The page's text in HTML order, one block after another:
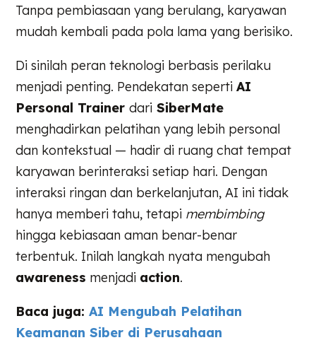
Tanpa pembiasaan yang berulang, karyawan
mudah kembali pada pola lama yang berisiko.
Di sinilah peran teknologi berbasis perilaku
menjadi penting. Pendekatan sepertiAI
Personal Trainer dari SiberMate
menghadirkan pelatihan yang lebih personal
dan kontekstual — hadir di ruang chat tempat
karyawan berinteraksi setiap hari. Dengan
interaksi ringan dan berkelanjutan, AI ini tidak
hanya memberi tahu, tetapi membimbing
hingga kebiasaan aman benar-benar
terbentuk. Inilah langkah nyata mengubah
awareness menjadi action.
Baca juga:AI Mengubah Pelatihan
Keamanan Siber di Perusahaan